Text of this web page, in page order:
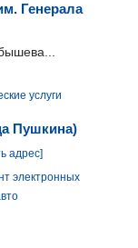
Генерала
услуги
Пушкина)
адрес]
электронных